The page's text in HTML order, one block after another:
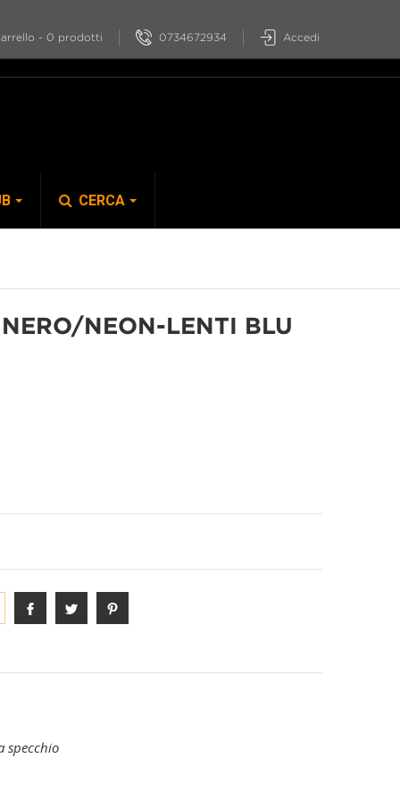
- 0 prodotti 0734672934 Accedi
CERCA
NEON-LENTI BLU
specchio